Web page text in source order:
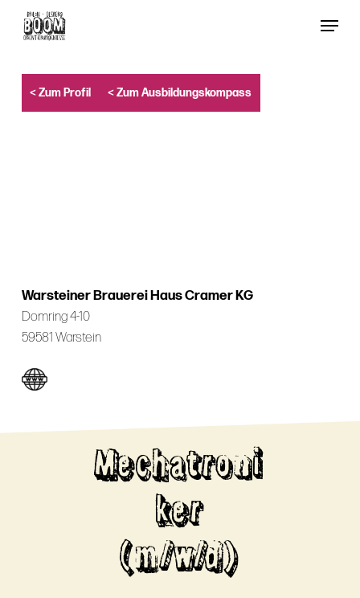
content
Menu
< Zum Profil < Zum Ausbildungskompass
Warsteiner Brauerei Haus Cramer KG
Domring 4-10
59581 Warstein
Mechatroni
ker
(m/w/d)